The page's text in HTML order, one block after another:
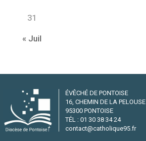
31
« Juil
ÉVÊCHÉ DE PONTOISE
16, CHEMIN DE LA PELOUSE
95300 PONTOISE
TÉL : 01 30 38 34 24
contact@catholique95.fr